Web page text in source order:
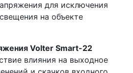
для исключения
на объекте
Volter Smart-22
влияния на выходное